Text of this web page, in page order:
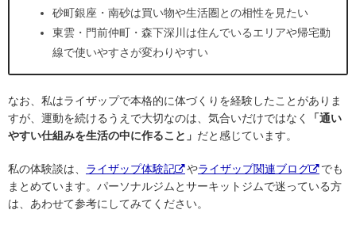
砂町銀座・南砂は買い物や生活圏との相性を見たい
東雲・門前仲町・森下深川は住んでいるエリアや帰宅動
線で使いやすさが変わりやすい
なお、私はライザップで本格的に体づくりを経験したことがありま
すが、運動を続けるうえで大切なのは、気合いだけではなく
「通い
やすい仕組みを生活の中に作ること」 だと感じています。
私の体験談は、 ライザップ体験記 やライザップ関連ブログ
でも
まとめています。パーソナルジムとサーキットジムで迷っている方
は、あわせて参考にしてみてください。